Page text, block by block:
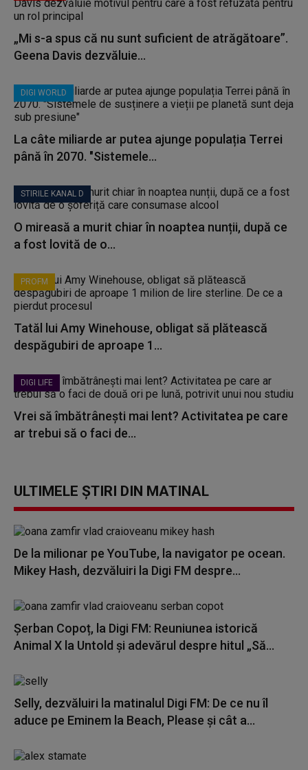
„Mi s-a spus că nu sunt suficient de atrăgătoare”.
Geena Davis dezvăluie...
DIGI WORLD
La câte miliarde ar putea ajunge populația Terrei
până în 2070. "Sistemele...
STIRILE KANAL D
O mireasă a murit chiar în noaptea nunții, după ce
a fost lovită de o...
PROFM
Tatăl lui Amy Winehouse, obligat să plătească
despăgubiri de aproape 1...
DIGI LIFE
Vrei să îmbătrânești mai lent? Activitatea pe care
ar trebui să o faci de...
ULTIMELE ȘTIRI DIN MATINAL
De la milionar pe YouTube, la navigator pe ocean.
Mikey Hash, dezvăluiri la Digi FM despre...
Șerban Copoț, la Digi FM: Reuniunea istorică
Animal X la Untold și adevărul despre hitul „Să...
Selly, dezvăluiri la matinalul Digi FM: De ce nu îl
aduce pe Eminem la Beach, Please și cât a...